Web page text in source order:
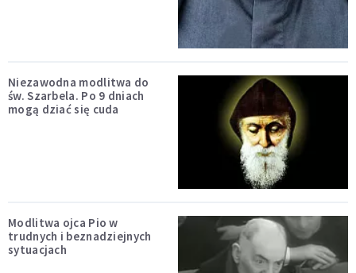
Niezawodna modlitwa do
św. Szarbela. Po 9 dniach
mogą dziać się cuda
Modlitwa ojca Pio w
trudnych i beznadziejnych
sytuacjach